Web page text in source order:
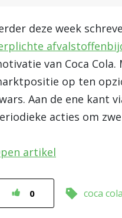
deze week
van Coca
op ten
Aan de ene kant
acties om
artikel
0 coca cola